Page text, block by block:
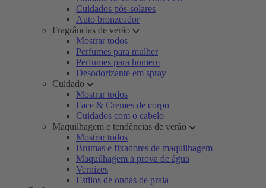
Cuidados pós-solares
Auto bronzeador
Fragrâncias de verão
Mostrar todos
Perfumes para mulher
Perfumes para homem
Desodorizante em spray
Cuidado
Mostrar todos
Face & Cremes de corpo
Cuidados com o cabelo
Maquilhagem e tendências de verão
Mostrar todos
Brumas e fixadores de maquilhagem
Maquilhagem à prova de água
Vernizes
Estilos de ondas de praia